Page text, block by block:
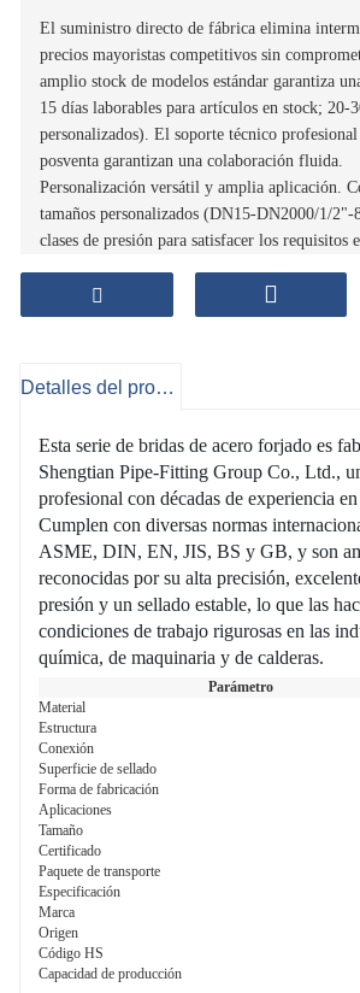
El suministro directo de fábrica elimina
precios mayoristas competitivos sin
amplio stock de modelos estándar garantiza
15 días laborables para artículos en stock; 20-
personalizados). El soporte técnico
posventa garantizan una colaboración fluida.
Personalización versátil y amplia aplicación.
tamaños personalizados (DN15-DN2000/1/
clases de presión para satisfacer los requisitos
petróleo y gas, petroquímica, tratamiento de
y calderas: una solución integral para las
Producción ecológica y sostenible. Adoptamos
cumpliendo con las normas ambientales
huella de carbono y la producción libre de
con los requisitos globales de la industria
nuestros clientes a alcanzar los objetivos de
Detalles del producto
Esta serie de bridas de acero forjado es
Shengtian Pipe-Fitting Group Co., Ltd.,
profesional con décadas de experiencia
Cumplen con diversas normas
ASME, DIN, EN, JIS, BS y GB, y son
reconocidas por su alta precisión,
presión y un sellado estable, lo que las
condiciones de trabajo rigurosas en las
química, de maquinaria y de calderas.
Parámetro
Material
Estructura
Conexión
Superficie de sellado
Forma de fabricación
Aplicaciones
Tamaño
Certificado
Paquete de transporte
Especificación
Marca
Origen
Código HS
Capacidad de producción